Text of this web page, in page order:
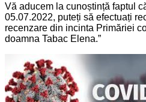
Vă aducem la cunoștință faptul
05.07.2022, puteți să efectuați
recenzare din incinta Primăriei
doamna Tabac Elena.”